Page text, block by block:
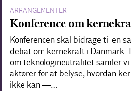
ARRANGEMENTER
Konference om
Konferencen skal bidrage til en
debat om kernekraft i Danmark.
om teknologineutralitet samler vi
aktører for at belyse, hvordan
ikke kan —…